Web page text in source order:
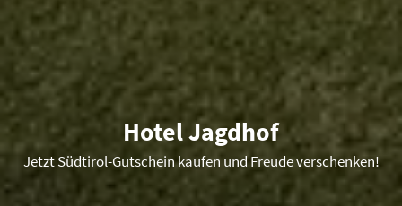
Hotel Jagdhof
Jetzt Südtirol-Gutschein kaufen und Freude verschenken!